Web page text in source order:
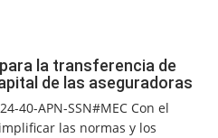
la transferencia de
de las aseguradoras
40-APN-SSN#MEC Con el
las normas y los